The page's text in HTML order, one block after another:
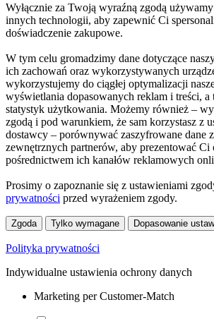
Wyłącznie za Twoją wyraźną zgodą
innych technologii, aby zapewnić Ci
doświadczenie zakupowe.
W tym celu gromadzimy dane dotyczące
ich zachowań oraz wykorzystywanych
wykorzystujemy do ciągłej optymalizacji
wyświetlania dopasowanych reklam i treści, a
statystyk użytkowania. Możemy również –
zgodą i pod warunkiem, że sam korzystasz z
dostawcy – porównywać zaszyfrowane dane
zewnętrznych partnerów, aby prezentować Ci
pośrednictwem ich kanałów reklamowych
Prosimy o zapoznanie się z ustawieniami
prywatności przed wyrażeniem zgody.
Zgoda Tylko wymagane Dopasowanie
Polityka prywatności
Indywidualne ustawienia ochrony danych
Marketing per Customer-Match